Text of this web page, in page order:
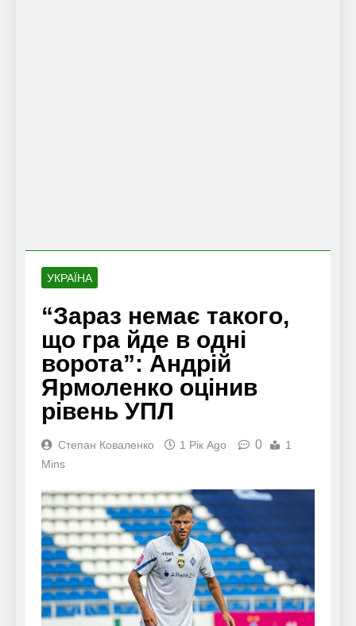
УКРАЇНА
“Зараз немає такого,
що гра йде в одні
ворота”: Андрій
Ярмоленко оцінив
рівень УПЛ
Степан Коваленко 1 Рік Ago 0
1
Mins